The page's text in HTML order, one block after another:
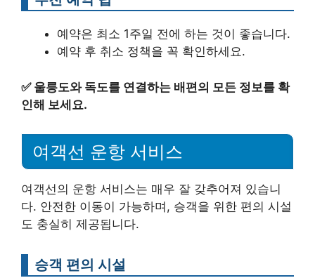
예약은 최소 1주일 전에 하는 것이 좋습니다.
예약 후 취소 정책을 꼭 확인하세요.
✅ 울릉도와 독도를 연결하는 배편의 모든 정보를 확
인해 보세요.
여객선 운항 서비스
여객선의 운항 서비스는 매우 잘 갖추어져 있습니
다. 안전한 이동이 가능하며, 승객을 위한 편의 시설
도 충실히 제공됩니다.
승객 편의 시설